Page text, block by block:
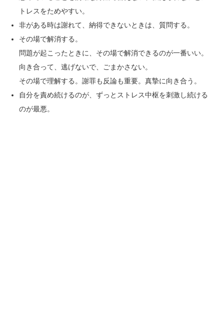
トレスをためやすい。
非がある時は謝れて、納得できないときは、質問する。
その場で解消する。
問題が起こったときに、その場で解消できるのが一番いい。
向き合って、逃げないで、ごまかさない。
その場で理解する。謝罪も反論も重要。真摯に向き合う。
自分を責め続けるのが、ずっとストレス中枢を刺激し続ける
のが最悪。